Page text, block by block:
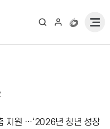
지원 …‘2026년 청년 성장